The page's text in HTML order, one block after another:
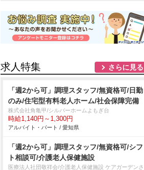
求人特集 さらに見る
「週2から可」調理スタッフ/無資格可/日勤
のみ/住宅型有料老人ホーム/社会保障完備
株式会社角亀甲/シルバーホームよもぎ台
時給1,140円～1,300円
アルバイト・パート / 愛知県
「週2から可」調理スタッフ/無資格可/シフ
ト相談可/介護老人保健施設
医療法人社団敬祥会/介護老人保健施設 ケアガーデンさ